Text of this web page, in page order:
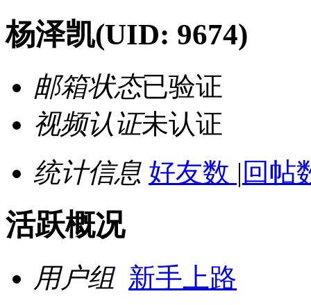
杨泽凯(UID: 9674)
邮箱状态已验证
视频认证未认证
统计信息 好友数 | 回帖
活跃概况
用户组 新手上路